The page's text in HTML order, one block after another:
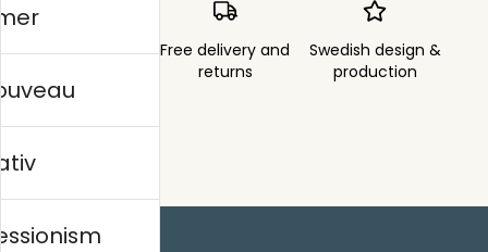
Order sent within Free delivery and
returns
Swedish design &
production